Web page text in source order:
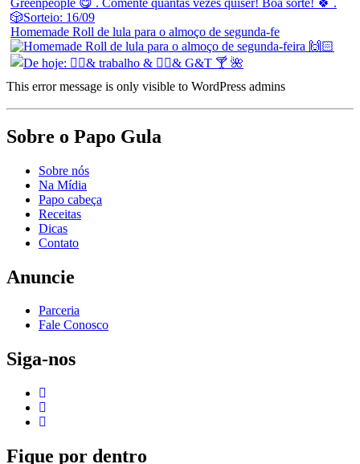
Homemade Roll de lula para o almoço de segunda-fe
This error message is only visible to WordPress admins
Sobre o Papo Gula
Sobre nós
Na Mídia
Papo cabeça
Receitas
Dicas
Contato
Anuncie
Parceria
Fale Conosco
Siga-nos
Fique por dentro